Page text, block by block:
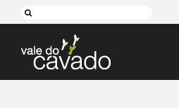
to
content
Search